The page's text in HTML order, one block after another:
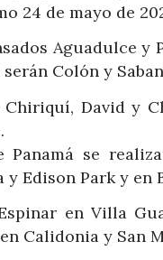
24 de mayo de
Aguadulce
Colón y
David y
Panamá se
y Edison Park y
en Villa
Calidonia y San